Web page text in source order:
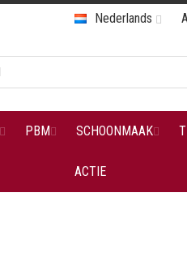
Nederlands
PBM SCHOONMAAK
ACTIE